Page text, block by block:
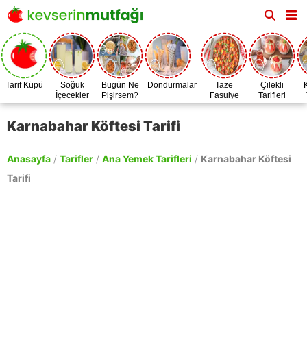
Tarif Küpü
Soğuk
İçecekler
Bugün Ne
Pişirsem?
Dondurmalar
Taze
Fasulye
Zamanı
Çilekli
Tarifleri
Karnabahar Köftesi Tarifi
Anasayfa / Tarifler / Ana Yemek Tarifleri / Karnabahar Köftesi
Tarifi